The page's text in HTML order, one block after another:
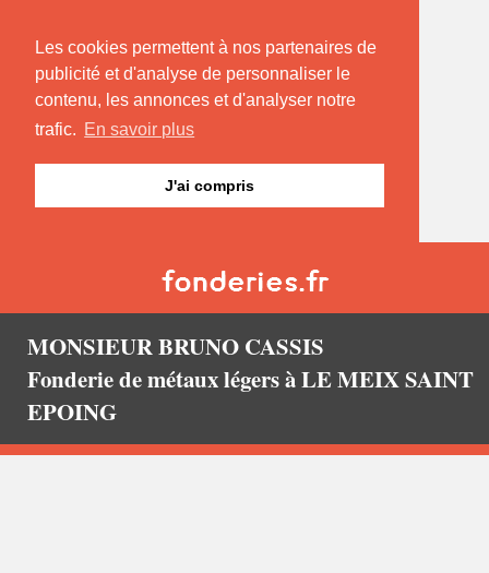
Les cookies permettent à nos partenaires de
publicité et d'analyse de personnaliser le
contenu, les annonces et d'analyser notre
trafic. En savoir plus
J'ai compris
MONSIEUR BRUNO CASSIS
Fonderie de métaux légers à LE MEIX SAINT
EPOING